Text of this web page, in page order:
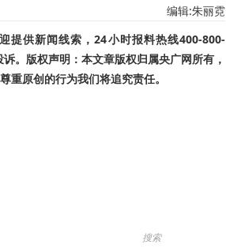
编辑:朱丽霓
提供新闻线索，24小时报料热线400-800-
。版权声明：本文章版权归属央广网所有，
原创的行为我们将追究责任。